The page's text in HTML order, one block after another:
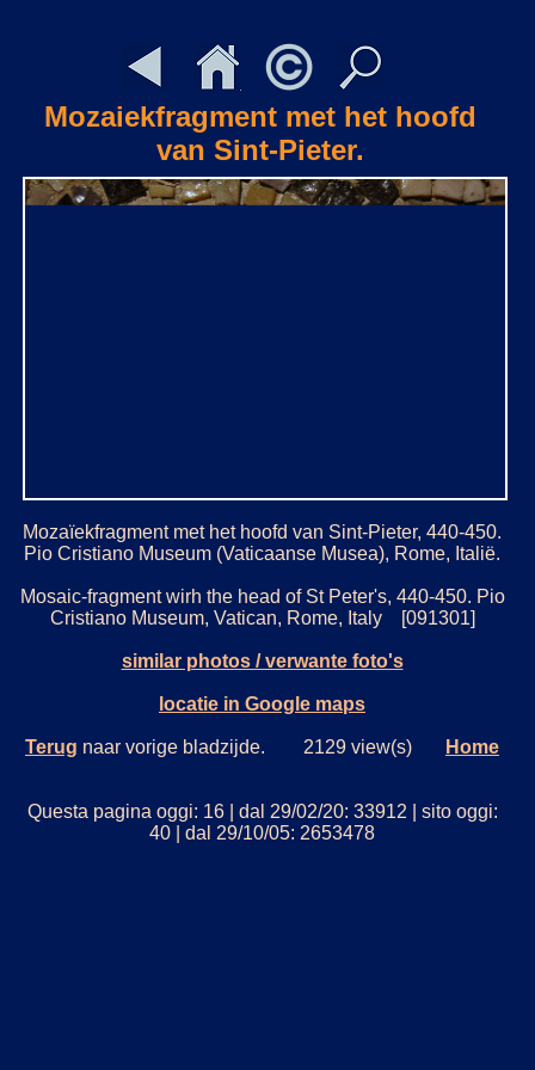
Mozaiekfragment met het hoofd
van Sint-Pieter.
Mozaïekfragment met het hoofd van Sint-Pieter, 440-450.
Pio Cristiano Museum (Vaticaanse Musea), Rome, Italië.
Mosaic-fragment wirh the head of St Peter's, 440-450. Pio
Cristiano Museum, Vatican, Rome, Italy [091301]
similar photos / verwante foto's
locatie in Google maps
Terug naar vorige bladzijde. 2129 view(s) Home
Questa pagina oggi: 16 | dal 29/02/20: 33912 | sito oggi:
40 | dal 29/10/05: 2653478